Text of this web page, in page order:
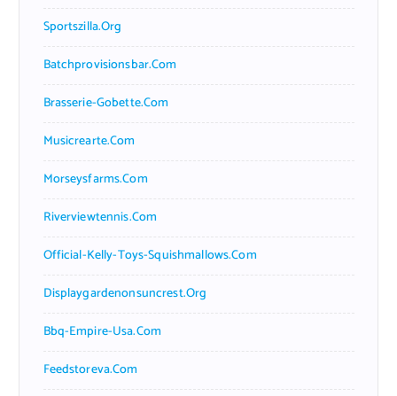
Sportszilla.org
Batchprovisionsbar.com
Brasserie-Gobette.com
Musicrearte.com
Morseysfarms.com
Riverviewtennis.com
Official-Kelly-Toys-Squishmallows.com
Displaygardenonsuncrest.org
Bbq-Empire-Usa.com
Feedstoreva.com